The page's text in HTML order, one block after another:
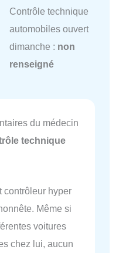
Contrôle technique
automobiles ouvert
dimanche : non
renseigné
du médecin
technique
contrôleur hyper
Même si
voitures
chez lui, aucun